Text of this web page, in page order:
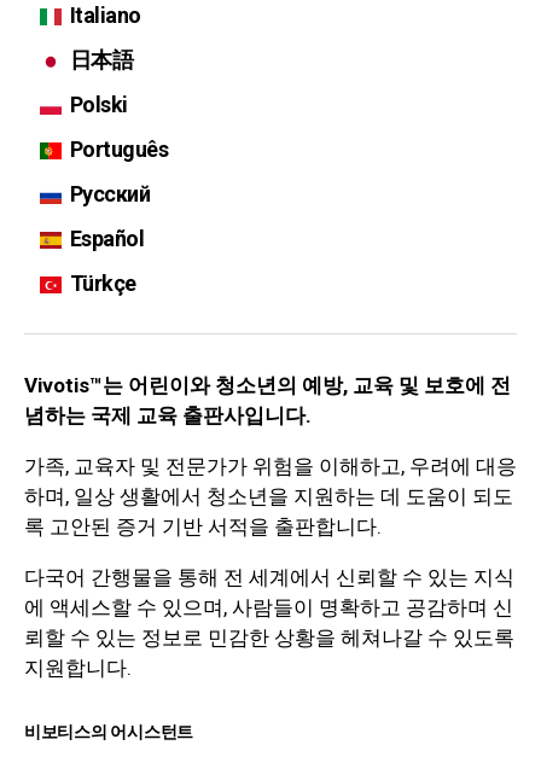
Italiano
日本語
Polski
Português
Русский
Español
Türkçe
Vivotis™는 어린이와 청소년의 예방, 교육 및 보호에 전
념하는 국제 교육 출판사입니다.
가족, 교육자 및 전문가가 위험을 이해하고, 우려에 대응
하며, 일상 생활에서 청소년을 지원하는 데 도움이 되도
록 고안된 증거 기반 서적을 출판합니다.
다국어 간행물을 통해 전 세계에서 신뢰할 수 있는 지식
에 액세스할 수 있으며, 사람들이 명확하고 공감하며 신
뢰할 수 있는 정보로 민감한 상황을 헤쳐나갈 수 있도록
지원합니다.
비보티스의 어시스턴트